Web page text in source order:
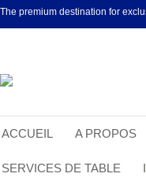
The premium destination for
ACCUEIL A PROPOS
SERVICES DE TABLE